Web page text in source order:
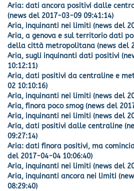
Aria: dati ancora positivi dalle
(news del 2017-03-09 09:41:14)
Aria, inquinanti nei limiti (news del
Aria, a genova e sul territorio dati
della città metropolitana (news del
Aria, sugli inquinanti dati positivi
10:12:11)
Aria, dati positivi da centraline e
02 10:10:16)
Aria, inquinanti nei limiti (news del
Aria, finora poco smog (news del
Aria, inquinanti nei limiti (news del
Aria, dati positivi dalle centraline
09:27:14)
Aria: dati finora positivi, ma
del 2017-04-04 10:06:40)
Aria, inquinanti nei limiti (news del
Aria, inquinanti ancora nei limiti
08:29:40)